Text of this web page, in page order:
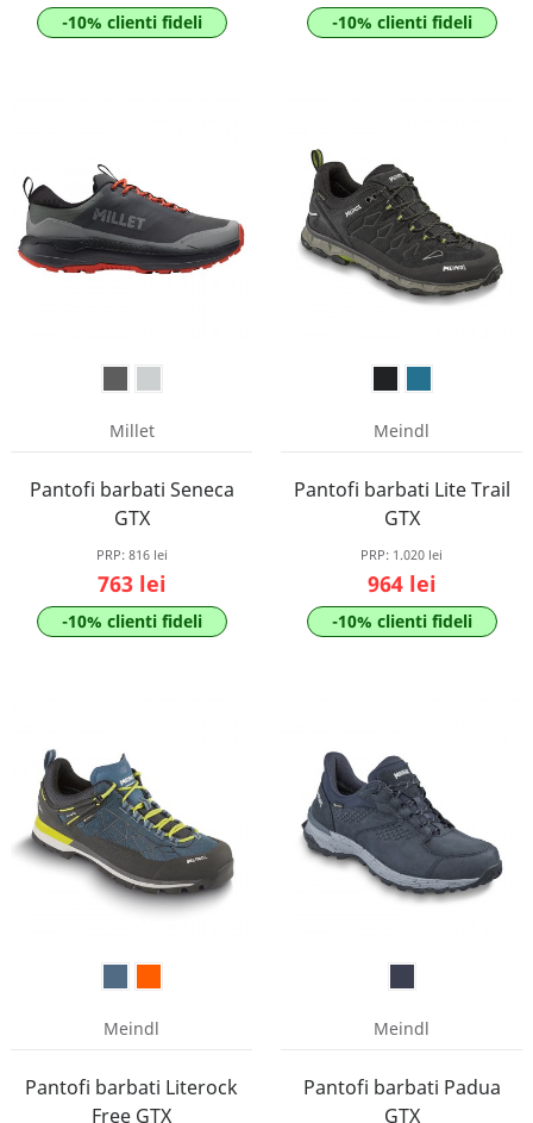
-10% clienti fideli -10% clienti fideli
Millet
Pantofi barbati Seneca
GTX
PRP: 816 lei
763 lei
-10% clienti fideli
Meindl
Pantofi barbati Lite Trail
GTX
PRP: 1.020 lei
964 lei
-10% clienti fideli
Meindl
Pantofi barbati Literock
Free GTX
Meindl
Pantofi barbati Padua
GTX